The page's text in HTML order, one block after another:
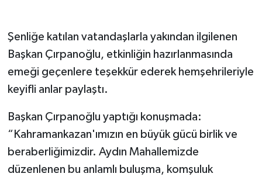
Şenliğe katılan vatandaşlarla yakından ilgilenen
Başkan Çırpanoğlu, etkinliğin hazırlanmasında
emeği geçenlere teşekkür ederek hemşehrileriyle
keyifli anlar paylaştı.
Başkan Çırpanoğlu yaptığı konuşmada:
“Kahramankazan'ımızın en büyük gücü birlik ve
beraberliğimizdir. Aydın Mahallemizde
düzenlenen bu anlamlı buluşma, komşuluk